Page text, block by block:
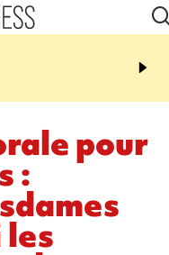
20:17
routière, concours de
pour
: